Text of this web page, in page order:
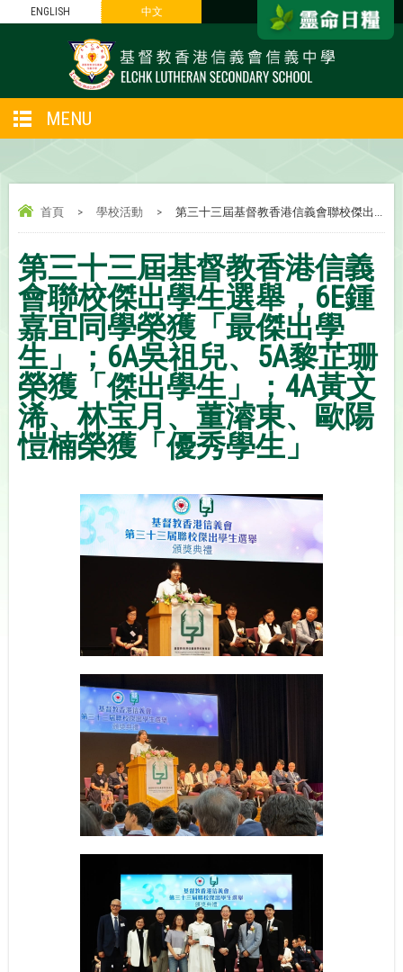
ENGLISH 中文
MENU
首頁 > 學校活動 > 第三十三屆基督教香港信義會聯校傑出...
第三十三屆基督教香港信義
會聯校傑出學生選舉，6E鍾
嘉宜同學榮獲「最傑出學
生」；6A吳祖兒、5A黎芷珊
榮獲「傑出學生」；4A黃文
浠、林宝月、董濬東、歐陽
愷楠榮獲「優秀學生」